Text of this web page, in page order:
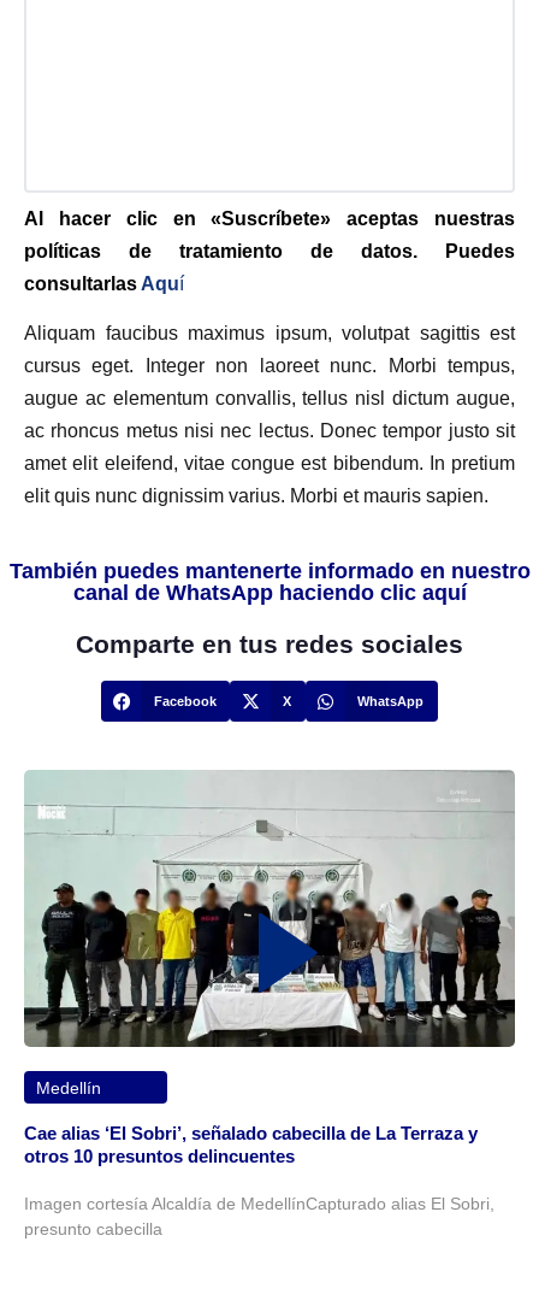
Al hacer clic en «Suscríbete» aceptas nuestras
políticas de tratamiento de datos. Puedes
consultarlas Aquí
Aliquam faucibus maximus ipsum, volutpat sagittis est
cursus eget. Integer non laoreet nunc. Morbi tempus,
augue ac elementum convallis, tellus nisl dictum augue,
ac rhoncus metus nisi nec lectus. Donec tempor justo sit
amet elit eleifend, vitae congue est bibendum. In pretium
elit quis nunc dignissim varius. Morbi et mauris sapien.
También puedes mantenerte informado en nuestro
canal de WhatsApp haciendo clic aquí
Comparte en tus redes sociales
Facebook X WhatsApp
Medellín
Cae alias ‘El Sobri’, señalado cabecilla de La Terraza y
otros 10 presuntos delincuentes
Imagen cortesía Alcaldía de MedellínCapturado alias El Sobri,
presunto cabecilla